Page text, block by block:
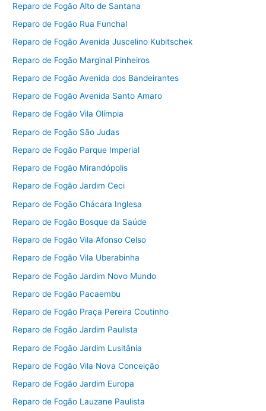
Reparo de Fogão Alto de Santana
Reparo de Fogão Rua Funchal
Reparo de Fogão Avenida Juscelino Kubitschek
Reparo de Fogão Marginal Pinheiros
Reparo de Fogão Avenida dos Bandeirantes
Reparo de Fogão Avenida Santo Amaro
Reparo de Fogão Vila Olímpia
Reparo de Fogão São Judas
Reparo de Fogão Parque Imperial
Reparo de Fogão Mirandópolis
Reparo de Fogão Jardim Ceci
Reparo de Fogão Chácara Inglesa
Reparo de Fogão Bosque da Saúde
Reparo de Fogão Vila Afonso Celso
Reparo de Fogão Vila Uberabinha
Reparo de Fogão Jardim Novo Mundo
Reparo de Fogão Pacaembu
Reparo de Fogão Praça Pereira Coutinho
Reparo de Fogão Jardim Paulista
Reparo de Fogão Jardim Lusitânia
Reparo de Fogão Vila Nova Conceição
Reparo de Fogão Jardim Europa
Reparo de Fogão Lauzane Paulista